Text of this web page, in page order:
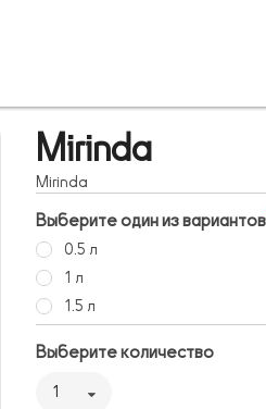
Mirinda
Mirinda
Выберите один из вариантов
0.5 л
1 л
1.5 л
Выберите количество
1